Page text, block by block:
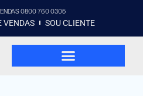
0800 760 0305
VENDAS SOU CLIENTE